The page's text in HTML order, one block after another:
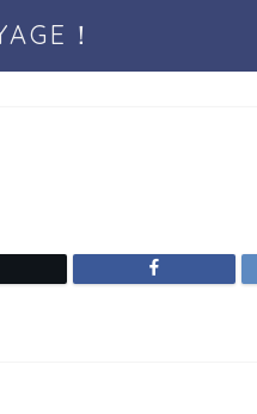
！